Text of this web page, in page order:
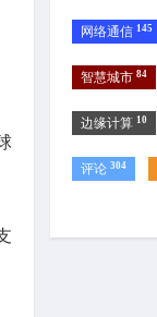
网络通信 145
智慧城市 84
边缘计算 10
评论 304